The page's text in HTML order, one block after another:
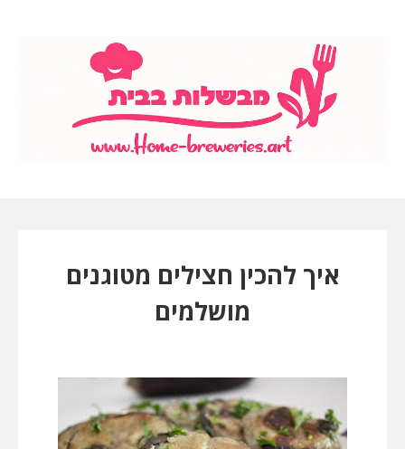
איך להכין חצילים מטוגנים
מושלמים